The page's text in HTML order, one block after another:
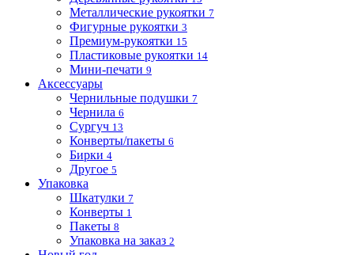
Металлические рукоятки 7
Фигурные рукоятки 3
Премиум-рукоятки 15
Пластиковые рукоятки 14
Мини-печати 9
Аксессуары
Чернильные подушки 7
Чернила 6
Сургуч 13
Конверты/пакеты 6
Бирки 4
Другое 5
Упаковка
Шкатулки 7
Конверты 1
Пакеты 8
Упаковка на заказ 2